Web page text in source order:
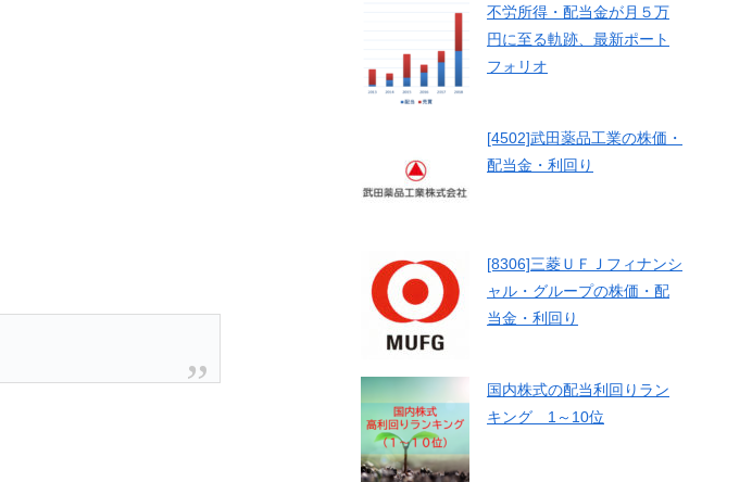
不労所得・配当金が月５万
円に至る軌跡、最新ポート
フォリオ
[4502]武田薬品工業の株価・
配当金・利回り
[8306]三菱ＵＦＪフィナンシ
ャル・グループの株価・配
当金・利回り
国内株式の配当利回りラン
キング 1～10位